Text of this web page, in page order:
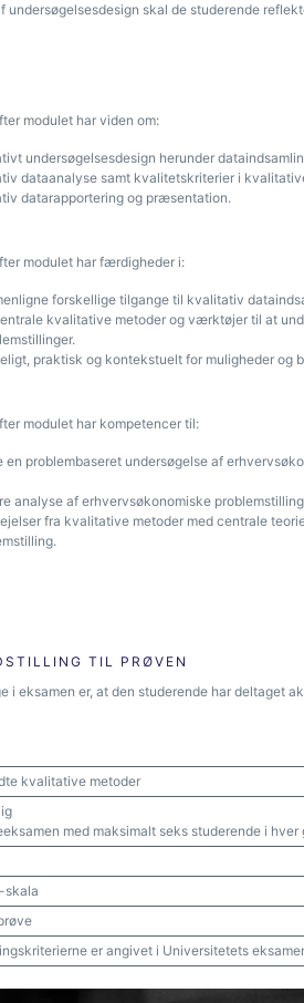
undersøgelsesdesign skal de studerende
modulet har viden om:
undersøgelsesdesign herunder
dataanalyse samt kvalitetskriterier i
datarapportering og præsentation.
modulet har færdigheder i:
forskellige tilgange til kvalitativ
kvalitative metoder og værktøjer til at
praktisk og kontekstuelt for muligheder og
modulet har kompetencer til:
problembaseret undersøgelse af
analyse af erhvervsøkonomiske
fra kvalitative metoder med centrale
TIL PRØVEN
i eksamen er, at den studerende har deltaget
kvalitative metoder
med maksimalt seks studerende i hver
skala
er angivet i Universitetets